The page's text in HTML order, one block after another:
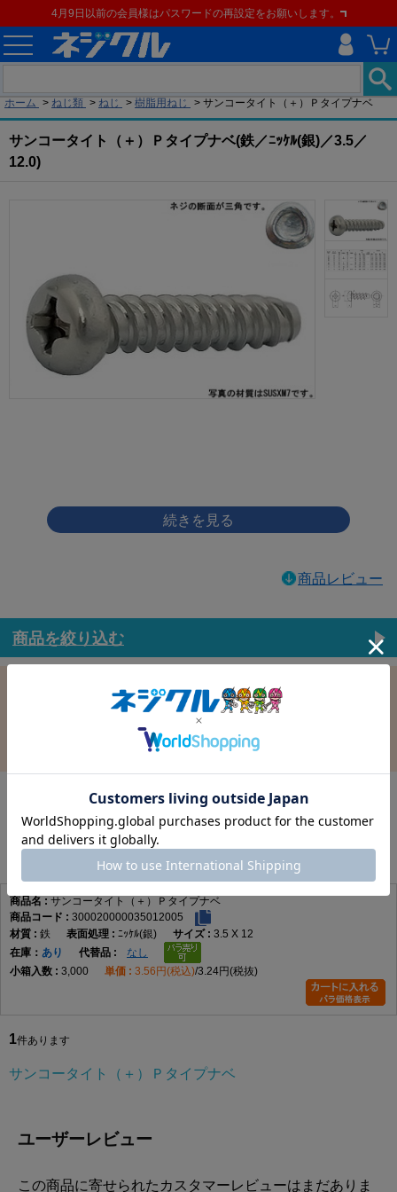
4月9日以前の会員様はパスワードの再設定をお願いします。
ホーム > ねじ類 > ねじ > 樹脂用ねじ > サンコータイト（＋）Ｐタイプナベ
サンコータイト（＋）Ｐタイプナベ(鉄／ﾆｯｹﾙ(銀)／3.5／
12.0)
商品レビュー
商品を絞り込む
表面処理：ﾆｯｹﾙ(銀)
在庫：
サンコータイト（＋）Ｐタイプナベ
サンコータイト（＋）Ｐタイプナベ
300020000035012005
鉄
ﾆｯｹﾙ(銀)
3.5 X 12
在庫
あり
なし
3,000
3.56円(税込) 3.24円(税抜)
1件あります
サンコータイト（＋）Ｐタイプナベ
ユーザーレビュー
この商品に寄せられたカスタマーレビューはまだありま